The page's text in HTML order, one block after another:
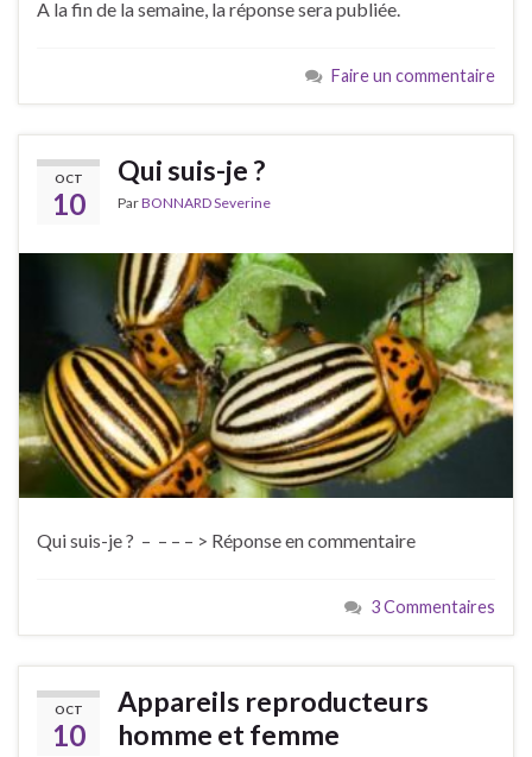
A la fin de la semaine, la réponse sera publiée.
Faire un commentaire
OCT
10
Qui suis-je ?
ParBONNARD Severine
Qui suis-je ? – – – – > Réponse en commentaire
3 Commentaires
OCT
10
Appareils reproducteurs
homme et femme